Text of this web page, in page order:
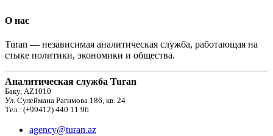
О нас
Turan — независимая аналитическая служба, работающая на
стыке политики, экономики и общества.
Аналитическая служба Turan
Баку, AZ1010
Ул. Сулеймана Рагимова 186, кв. 24
Тел.: (+99412) 440 11 96
agency@turan.az